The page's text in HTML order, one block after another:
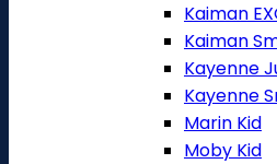
Kaiman
Kaiman
Kayenne
Kayenne
Marin Kid
Moby Kid